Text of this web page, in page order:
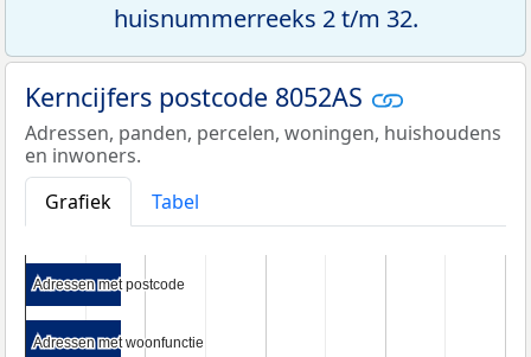
huisnummerreeks 2 t/m 32.
Kerncijfers postcode 8052AS
Adressen, panden, percelen, woningen, huishoudens
en inwoners.
Grafiek
Tabel
Adressen met postcode
Adressen met postcode
Adressen met woonfunctie
Adressen met woonfunctie